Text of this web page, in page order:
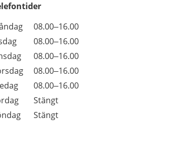
08.00–16.00
08.00–16.00
08.00–16.00
08.00–16.00
08.00–16.00
Stängt
Stängt